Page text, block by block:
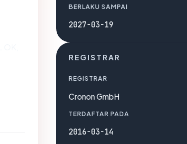
BERLAKU SAMPAI
2027-03-19
REGISTRAR
REGISTRAR
Cronon GmbH
TERDAFTAR PADA
2016-03-14